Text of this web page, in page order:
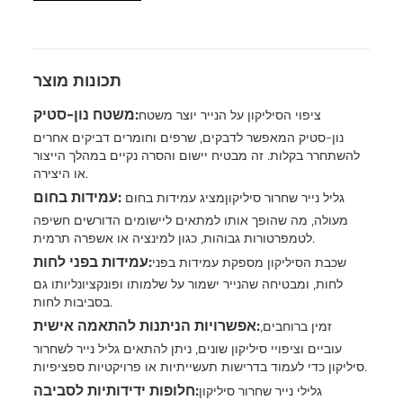
תכונות מוצר
משטח נון-סטיק:ציפוי הסיליקון על הנייר יוצר משטח
נון-סטיק המאפשר לדבקים, שרפים וחומרים דביקים אחרים
להשתחרר בקלות. זה מבטיח יישום והסרה נקיים במהלך הייצור
או היצירה.
עמידות בחום: גליל נייר שחרור סיליקוןמציג עמידות בחום
מעולה, מה שהופך אותו למתאים ליישומים הדורשים חשיפה
לטמפרטורות גבוהות, כגון למינציה או אשפרה תרמית.
עמידות בפני לחות:שכבת הסיליקון מספקת עמידות בפני
לחות, ומבטיחה שהנייר ישמור על שלמותו ופונקציונליותו גם
בסביבות לחות.
אפשרויות הניתנות להתאמה אישית:זמין ברוחבים,
עוביים וציפויי סיליקון שונים, ניתן להתאים גליל נייר לשחרור
סיליקון כדי לעמוד בדרישות תעשייתיות או פרויקטיות ספציפיות.
חלופות ידידותיות לסביבה:גלילי נייר שחרור סיליקון